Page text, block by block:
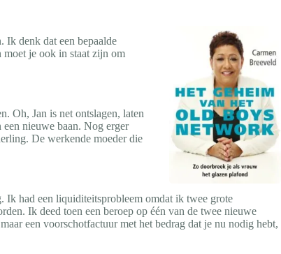
Ik denk dat een bepaalde
moet je ook in staat zijn om
Oh, Jan is net ontslagen, laten
nieuwe baan. Nog erger
De werkende moeder die
Ik had een liquiditeitsprobleem omdat ik twee grote
Ik deed toen een beroep op één van de twee nieuwe
een voorschotfactuur met het bedrag dat je nu nodig hebt,